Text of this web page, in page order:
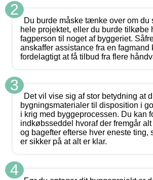
2
Du burde måske tænke over om du
hele projektet, eller du burde tilkøbe
fagperson til noget af byggeriet.
anskaffer assistance fra en
fordelagtigt at få tilbud fra flere
3
Det vil vise sig af stor betydning at
bygningsmaterialer til disposition i
i krig med byggeprocessen. Du kan
indkøbsseddel hvoraf der fremgår alt
og bagefter efterse hver eneste ting,
er sikker på at alt er klar.
4